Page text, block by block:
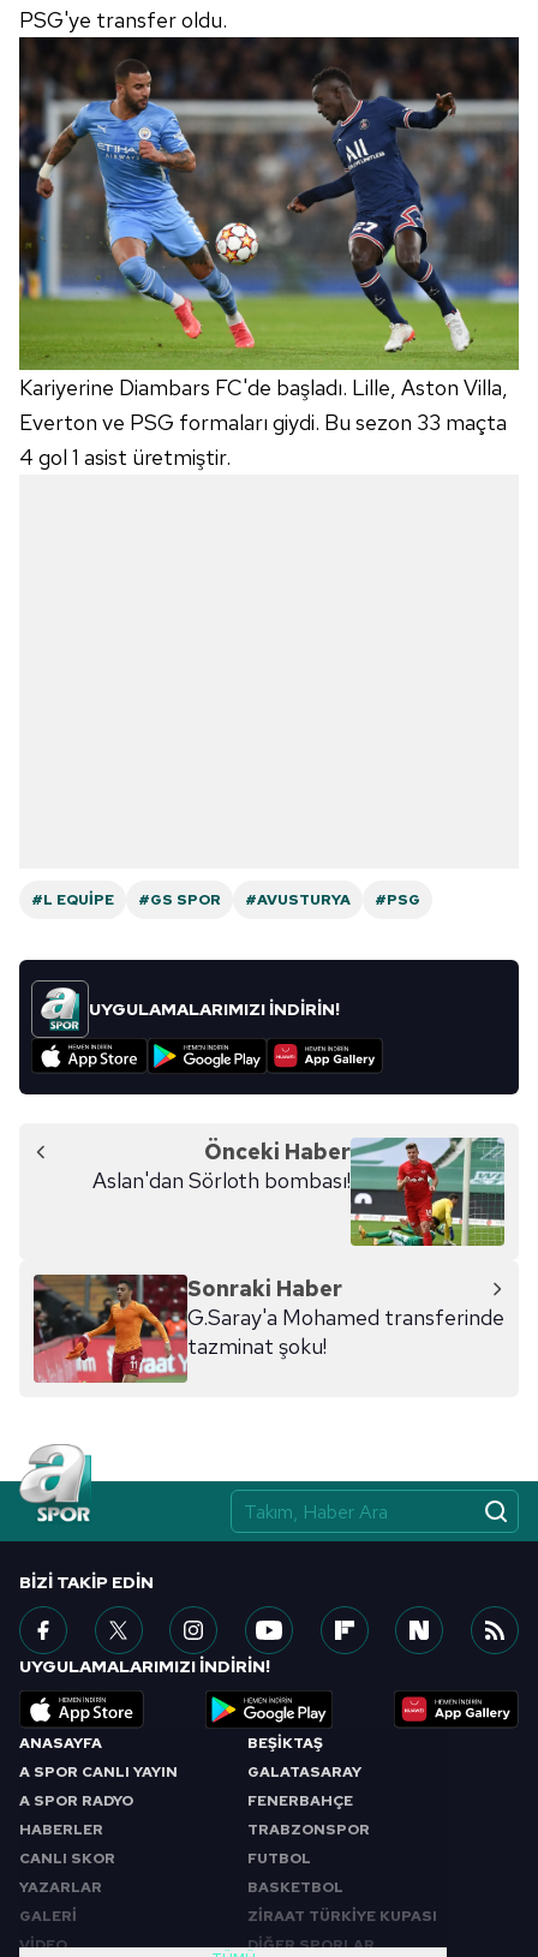
PSG'ye transfer oldu.
Kariyerine Diambars FC'de başladı. Lille, Aston Villa,
Everton ve PSG formaları giydi. Bu sezon 33 maçta
4 gol 1 asist üretmiştir.
#L EQUIPE #GS SPOR #AVUSTURYA #PSG
UYGULAMALARIMIZI İNDİRİN!
Önceki Haber
Aslan'dan Sörloth bombası!
Sonraki Haber
G.Saray'a Mohamed transferinde
tazminat şoku!
ANASAYFA
A SPOR CANLI YAYIN
A SPOR RADYO
HABERLER
CANLI SKOR
YAZARLAR
GALERİ
VİDEO
BEŞİKTAŞ
GALATASARAY
FENERBAHÇE
TRABZONSPOR
FUTBOL
BASKETBOL
ZİRAAT TÜRKİYE KUPASI
DİĞER SPORLAR
BIZI TAKIP EDIN
UYGULAMALARIMIZI İNDİRİN!